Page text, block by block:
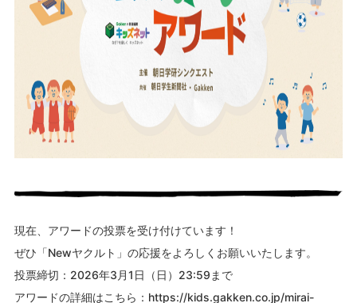
現在、アワードの投票を受け付けています！
ぜひ「Newヤクルト」の応援をよろしくお願いいたします。
投票締切：2026年3月1日（日）23:59まで
アワードの詳細はこちら： https://kids.gakken.co.jp/mirai-